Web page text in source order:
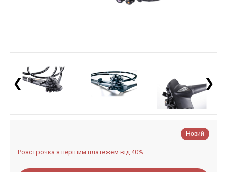
❮ ❯
Новий
Розстрочка з першим платежем від 40%